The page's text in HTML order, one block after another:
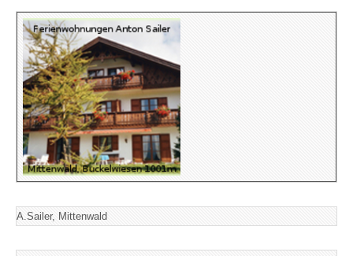
A.Sailer, Mittenwald